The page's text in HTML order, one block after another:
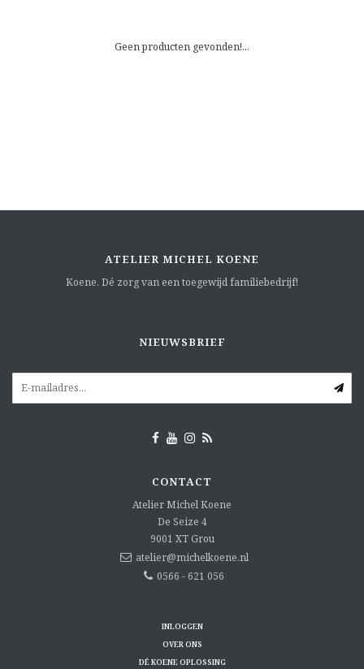
Geen producten gevonden!...
ATELIER MICHEL KOENE
Koene. Dé zorg van een toegewijd familiebedrijf!
NIEUWSBRIEF
CONTACT
Atelier Michel Koene
De Seize 4
9001 XT Grou
atelier@michelkoene.nl
0566 - 621 056
INLOGGEN
OVER ONS
DÉ KOENE OPLOSSING